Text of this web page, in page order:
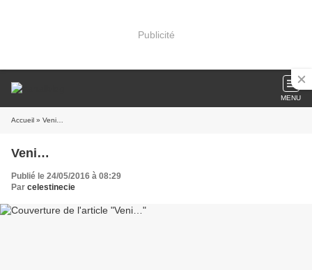
Publicité
MENU
Accueil » Veni…
Veni…
Publié le 24/05/2016 à 08:29
Par celestinecie